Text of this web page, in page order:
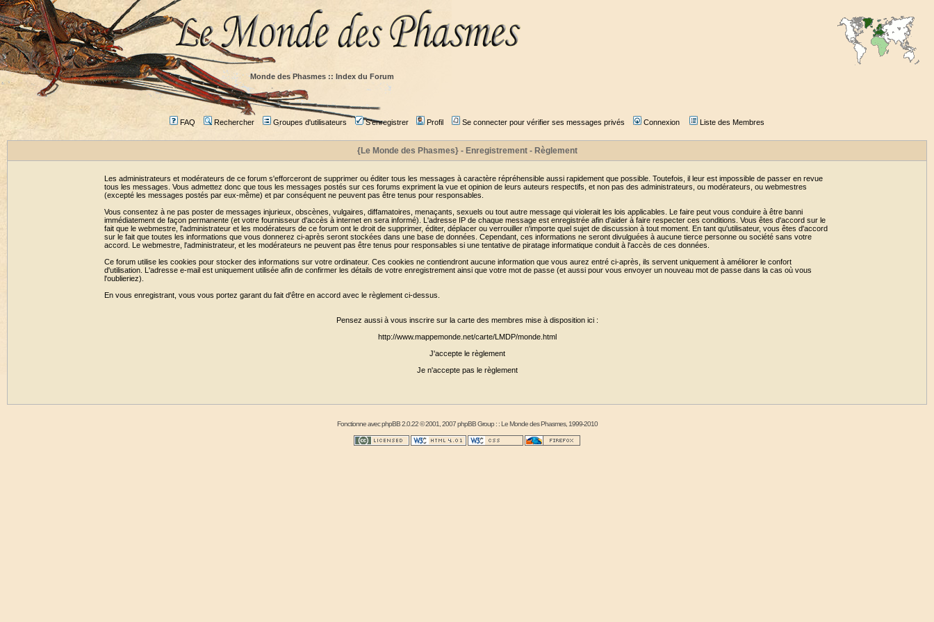
Monde des Phasmes :: Index du Forum
FAQ Rechercher Groupes d'utilisateurs S'enregistrer Profil Se connecter pour vérifier ses messages privés Connexion Liste des Membres
{Le Monde des Phasmes} - Enregistrement - Règlement
Les administrateurs et modérateurs de ce forum s'efforceront de supprimer ou éditer tous les messages à caractère répréhensible aussi rapidement que possible. Toutefois, il leur est impossible de passer en revue
tous les messages. Vous admettez donc que tous les messages postés sur ces forums expriment la vue et opinion de leurs auteurs respectifs, et non pas des administrateurs, ou modérateurs, ou webmestres
(excepté les messages postés par eux-même) et par conséquent ne peuvent pas être tenus pour responsables.
Vous consentez à ne pas poster de messages injurieux, obscènes, vulgaires, diffamatoires, menaçants, sexuels ou tout autre message qui violerait les lois applicables. Le faire peut vous conduire à être banni
immédiatement de façon permanente (et votre fournisseur d'accès à internet en sera informé). L'adresse IP de chaque message est enregistrée afin d'aider à faire respecter ces conditions. Vous êtes d'accord sur le
fait que le webmestre, l'administrateur et les modérateurs de ce forum ont le droit de supprimer, éditer, déplacer ou verrouiller n'importe quel sujet de discussion à tout moment. En tant qu'utilisateur, vous êtes d'accord
sur le fait que toutes les informations que vous donnerez ci-après seront stockées dans une base de données. Cependant, ces informations ne seront divulguées à aucune tierce personne ou société sans votre
accord. Le webmestre, l'administrateur, et les modérateurs ne peuvent pas être tenus pour responsables si une tentative de piratage informatique conduit à l'accès de ces données.
Ce forum utilise les cookies pour stocker des informations sur votre ordinateur. Ces cookies ne contiendront aucune information que vous aurez entré ci-après, ils servent uniquement à améliorer le confort
d'utilisation. L'adresse e-mail est uniquement utilisée afin de confirmer les détails de votre enregistrement ainsi que votre mot de passe (et aussi pour vous envoyer un nouveau mot de passe dans la cas où vous
l'oublieriez).
En vous enregistrant, vous vous portez garant du fait d'être en accord avec le règlement ci-dessus.
Pensez aussi à vous inscrire sur la carte des membres mise à disposition ici :
http://www.mappemonde.net/carte/LMDP/monde.html
J'accepte le règlement
Je n'accepte pas le règlement
Fonctionne avecphpBB2.0.22 © 2001, 2007 phpBB Group : :Le Monde des Phasmes, 1999-2010